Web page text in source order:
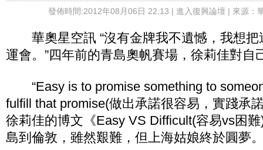
發佈時間:2012年08月06日 22:13 | 進入復興論壇 | 來源：
華奧星空訊 “沒有金牌我不遺憾，我想把
運會。”四年前的青島奧帆賽場，徐莉佳對自
“Easy is to promise something to
fulfill that promise(做出承諾很容易，實踐承
徐莉佳的博文《Easy VS Difficult(容易vs困
島到倫敦，雖然艱難，但上海姑娘終於圓夢